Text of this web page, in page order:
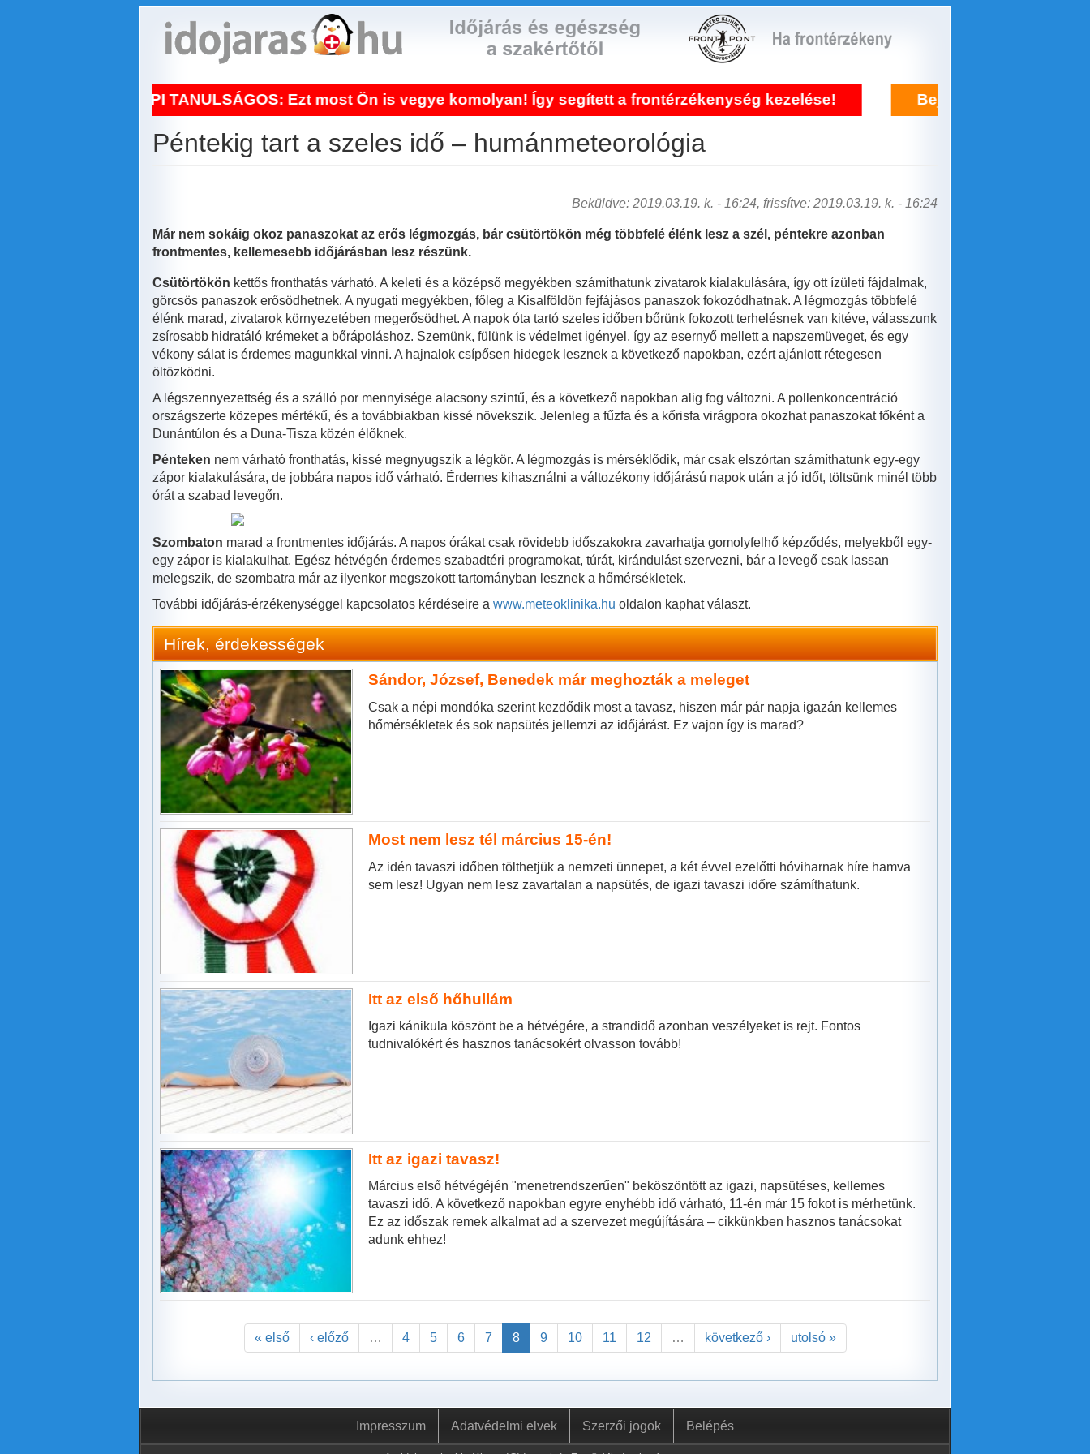
NAPI TANULSÁGOS: Ezt most Ön is vegye komolyan! Így segített a frontérzékenység kezelése! Bejelentkezés
Péntekig tart a szeles idő – humánmeteorológia
Beküldve: 2019.03.19. k. - 16:24, frissítve: 2019.03.19. k. - 16:24
Már nem sokáig okoz panaszokat az erős légmozgás, bár csütörtökön még többfelé élénk lesz a szél, péntekre azonban
frontmentes, kellemesebb időjárásban lesz részünk.
Csütörtökön kettős fronthatás várható. A keleti és a középső megyékben számíthatunk zivatarok kialakulására, így ott ízületi fájdalmak,
görcsös panaszok erősödhetnek. A nyugati megyékben, főleg a Kisalföldön fejfájásos panaszok fokozódhatnak. A légmozgás többfelé
élénk marad, zivatarok környezetében megerősödhet. A napok óta tartó szeles időben bőrünk fokozott terhelésnek van kitéve, válasszunk
zsírosabb hidratáló krémeket a bőrápoláshoz. Szemünk, fülünk is védelmet igényel, így az esernyő mellett a napszemüveget, és egy
vékony sálat is érdemes magunkkal vinni. A hajnalok csípősen hidegek lesznek a következő napokban, ezért ajánlott rétegesen
öltözködni.
A légszennyezettség és a szálló por mennyisége alacsony szintű, és a következő napokban alig fog változni. A pollenkoncentráció
országszerte közepes mértékű, és a továbbiakban kissé növekszik. Jelenleg a fűzfa és a kőrisfa virágpora okozhat panaszokat főként a
Dunántúlon és a Duna-Tisza közén élőknek.
Pénteken nem várható fronthatás, kissé megnyugszik a légkör. A légmozgás is mérséklődik, már csak elszórtan számíthatunk egy-egy
zápor kialakulására, de jobbára napos idő várható. Érdemes kihasználni a változékony időjárású napok után a jó időt, töltsünk minél több
órát a szabad levegőn.
Szombaton marad a frontmentes időjárás. A napos órákat csak rövidebb időszakokra zavarhatja gomolyfelhő képződés, melyekből egy-
egy zápor is kialakulhat. Egész hétvégén érdemes szabadtéri programokat, túrát, kirándulást szervezni, bár a levegő csak lassan
melegszik, de szombatra már az ilyenkor megszokott tartományban lesznek a hőmérsékletek.
További időjárás-érzékenységgel kapcsolatos kérdéseire a www.meteoklinika.hu oldalon kaphat választ.
Hírek, érdekességek
Sándor, József, Benedek már meghozták a meleget
Csak a népi mondóka szerint kezdődik most a tavasz, hiszen már pár napja igazán kellemes
hőmérsékletek és sok napsütés jellemzi az időjárást. Ez vajon így is marad?
Most nem lesz tél március 15-én!
Az idén tavaszi időben tölthetjük a nemzeti ünnepet, a két évvel ezelőtti hóviharnak híre hamva
sem lesz! Ugyan nem lesz zavartalan a napsütés, de igazi tavaszi időre számíthatunk.
Itt az első hőhullám
Igazi kánikula köszönt be a hétvégére, a strandidő azonban veszélyeket is rejt. Fontos
tudnivalókért és hasznos tanácsokért olvasson tovább!
Itt az igazi tavasz!
Március első hétvégéjén "menetrendszerűen" beköszöntött az igazi, napsütéses, kellemes
tavaszi idő. A következő napokban egyre enyhébb idő várható, 11-én már 15 fokot is mérhetünk.
Ez az időszak remek alkalmat ad a szervezet megújítására – cikkünkben hasznos tanácsokat
adunk ehhez!
« első ‹ előző … 4 5 6 7 8 9 10 11 12 … következő › utolsó »
Impresszum Adatvédelmi elvek Szerzői jogok Belépés